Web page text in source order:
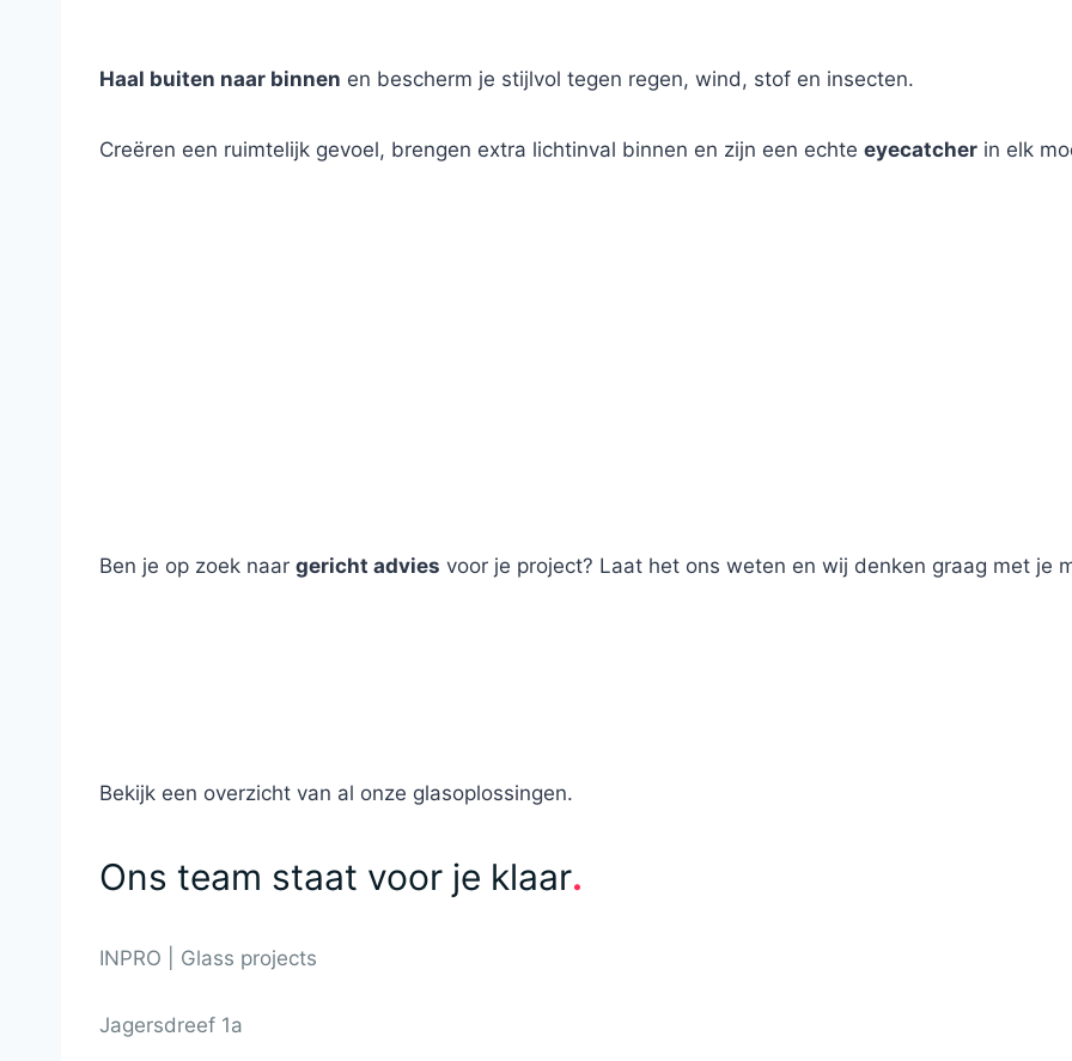
Haal buiten naar binnen en bescherm je stijlvol tegen regen, wind, stof en insecten.
Creëren een ruimtelijk gevoel, brengen extra lichtinval binnen en zijn een echte eyecatcher in elk
Ben je op zoek naar gericht advies voor je project? Laat het ons weten en wij denken graag met je
Bekijk een overzicht van al onze glasoplossingen.
Ons team staat voor je klaar.
INPRO | Glass projects
Jagersdreef 1a